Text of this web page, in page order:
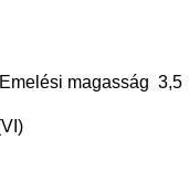
Emelési magasság 3,5